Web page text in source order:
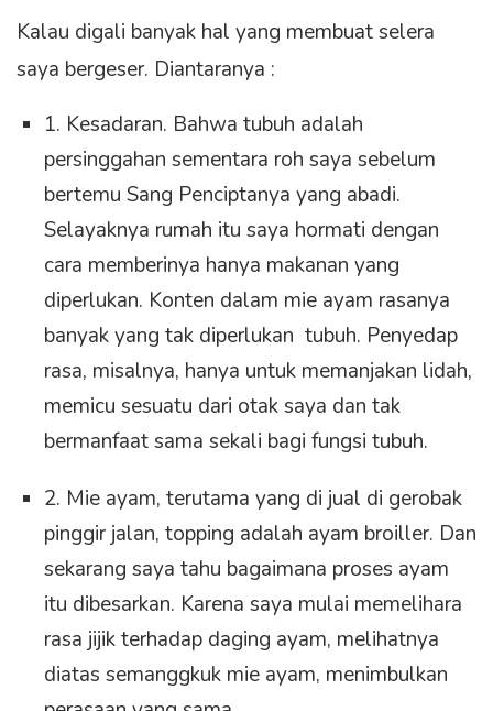
Kalau digali banyak hal yang membuat selera
saya bergeser. Diantaranya :
1. Kesadaran. Bahwa tubuh adalah
persinggahan sementara roh saya sebelum
bertemu Sang Penciptanya yang abadi.
Selayaknya rumah itu saya hormati dengan
cara memberinya hanya makanan yang
diperlukan. Konten dalam mie ayam rasanya
banyak yang tak diperlukan tubuh. Penyedap
rasa, misalnya, hanya untuk memanjakan lidah,
memicu sesuatu dari otak saya dan tak
bermanfaat sama sekali bagi fungsi tubuh.
2. Mie ayam, terutama yang di jual di gerobak
pinggir jalan, topping adalah ayam broiller. Dan
sekarang saya tahu bagaimana proses ayam
itu dibesarkan. Karena saya mulai memelihara
rasa jijik terhadap daging ayam, melihatnya
diatas semanggkuk mie ayam, menimbulkan